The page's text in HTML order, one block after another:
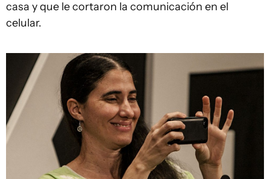
casa y que le cortaron la comunicación en el
celular.